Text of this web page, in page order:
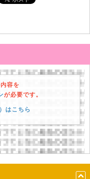
容を
が必要です。
はこちら